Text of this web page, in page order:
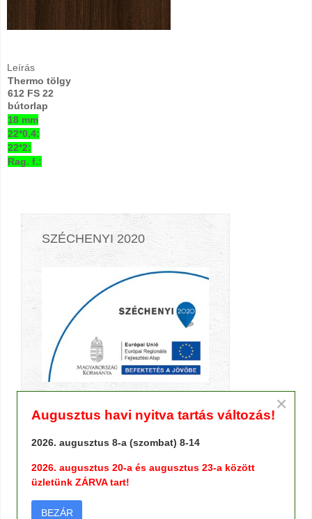
Leírás
Thermo tölgy
612 FS 22
bútorlap
18 mm
22*0,4:
22*2:
Rag. f.:
SZÉCHENYI 2020
TERMÉK KERESŐ
×
Augusztus havi nyitva tartás változás!
2026. augusztus 8-a (szombat) 8-14
2026. augusztus 20-a és augusztus 23-a között
üzletünk ZÁRVA tart!
BEZÁR